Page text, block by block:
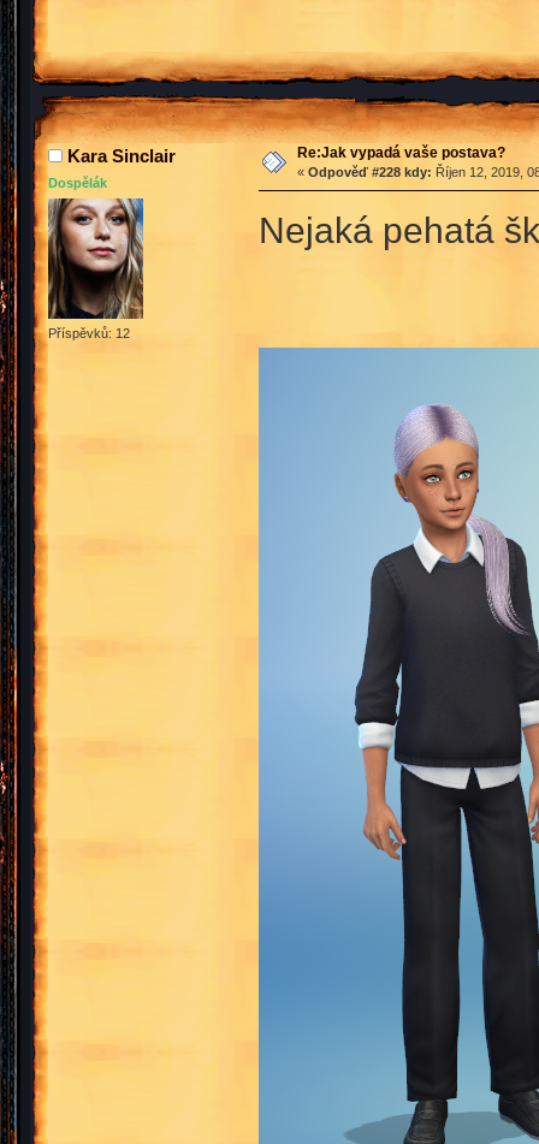
Kara Sinclair
Dospělák
Příspěvků: 12
Re:Jak vypadá vaše postava?
« Odpověď #228 kdy: Říjen 12, 2019,
Nejaká pehatá